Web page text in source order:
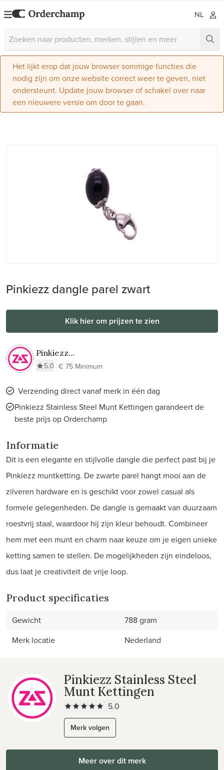
NL
Het lijkt erop dat jouw browser sommige functies die
nodig zijn om onze website correct weer te geven, niet
ondersteunt. Update jouw browser of schakel over naar
een nieuwere versie om door te gaan.
Pinkiezz dangle parel zwart
Klik hier om prijzen te zien
Pinkiezz
Stainless Steel
5.0 € 75 Minimum
Verzending direct vanaf merk in één dag
Pinkiezz Stainless Steel Munt Kettingen garandeert de
beste prijs op Orderchamp
Informatie
Dit is een elegante en stijlvolle dangle die perfect past bij je
Pinkiezz muntketting. De zwarte parel hangt mooi aan de
zilveren hardware en is geschikt voor zowel casual als
formele gelegenheden. De dangle is gemaakt van duurzaam
roestvrij staal, waardoor hij zijn kleur behoudt. Combineer
hem met een munt en charm naar keuze om je eigen unieke
ketting samen te stellen. De mogelijkheden zijn eindeloos,
dus laat je creativiteit de vrije loop.
Product specificaties
Gewicht
788 gram
Merk locatie
Nederland
Pinkiezz Stainless Steel
Munt Kettingen
5.0
Merk volgen
Meer over dit merk